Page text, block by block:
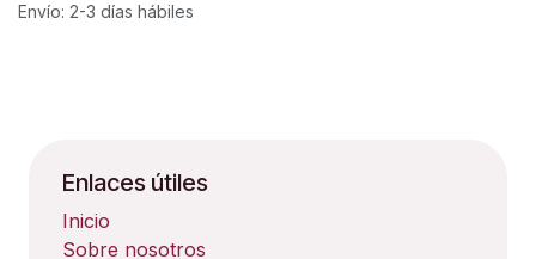
Envío: 2-3 días hábiles
Enlaces útiles
Inicio
Sobre nosotros